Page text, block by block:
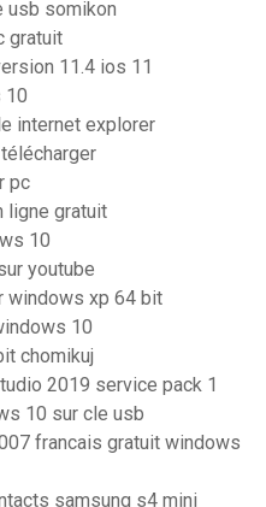
usb somikon
gratuit
11.4 ios 11
10
internet explorer
pc
ligne gratuit
10
youtube
windows xp 64 bit
10
chomikuj
2019 service pack 1
10 sur cle usb
francais gratuit windows
samsung s4 mini